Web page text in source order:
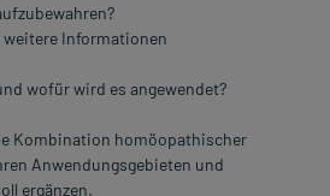
weitere Informationen
wofür wird es angewendet?
Kombination homöopathischer
Anwendungsgebieten und
ergänzen.